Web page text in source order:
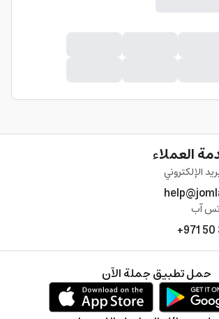
العملاء
الإلكتروني
آب
+971
حمل تطبيق جملة الآن